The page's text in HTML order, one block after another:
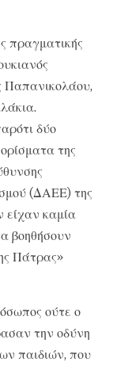
πραγματικής
Παπανικολάου,
δύο
της
(ΔΑΕΕ) της
είχαν καμία
βοηθήσουν
Πάτρας»
ούτε ο
την οδύνη
παιδιών, που